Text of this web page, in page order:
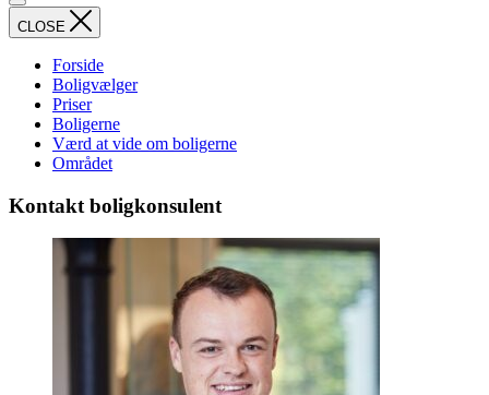
CLOSE
Forside
Boligvælger
Priser
Boligerne
Værd at vide om boligerne
Området
Kontakt boligkonsulent